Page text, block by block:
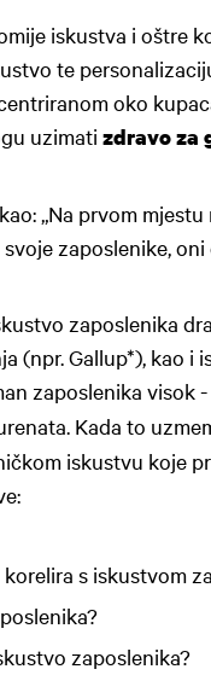
iskustva i oštre
te
oko
uzimati zdravo za
„Na prvom
zaposlenike,
zaposlenika
(npr. Gallup*), kao i
zaposlenika visok -
Kada to
iskustvu koje
s iskustvom
zaposlenika?